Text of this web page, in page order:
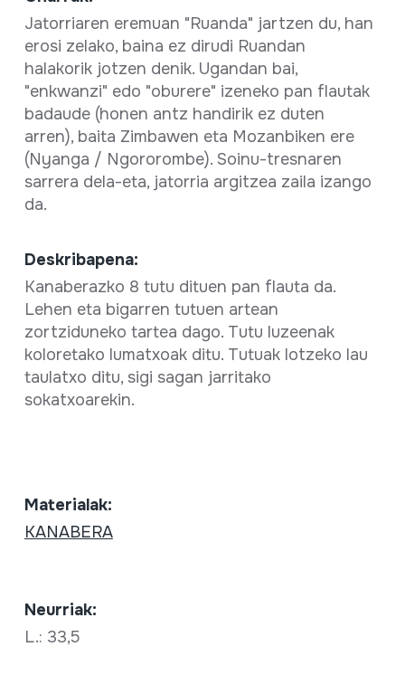
Jatorriaren eremuan "Ruanda" jartzen du, han
erosi zelako, baina ez dirudi Ruandan
halakorik jotzen denik. Ugandan bai,
"enkwanzi" edo "oburere" izeneko pan flautak
badaude (honen antz handirik ez duten
arren), baita Zimbawen eta Mozanbiken ere
(Nyanga / Ngororombe). Soinu-tresnaren
sarrera dela-eta, jatorria argitzea zaila izango
da.
Deskribapena:
Kanaberazko 8 tutu dituen pan flauta da.
Lehen eta bigarren tutuen artean
zortziduneko tartea dago. Tutu luzeenak
koloretako lumatxoak ditu. Tutuak lotzeko lau
taulatxo ditu, sigi sagan jarritako
sokatxoarekin.
Materialak:
KANABERA
Neurriak:
L.: 33,5